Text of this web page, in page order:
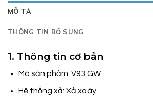
MÔ TẢ
THÔNG TIN BỔ SUNG
1. Thông tin cơ bản
Mã sản phẩm: V93.GW
Hệ thống xả: Xả xoáy